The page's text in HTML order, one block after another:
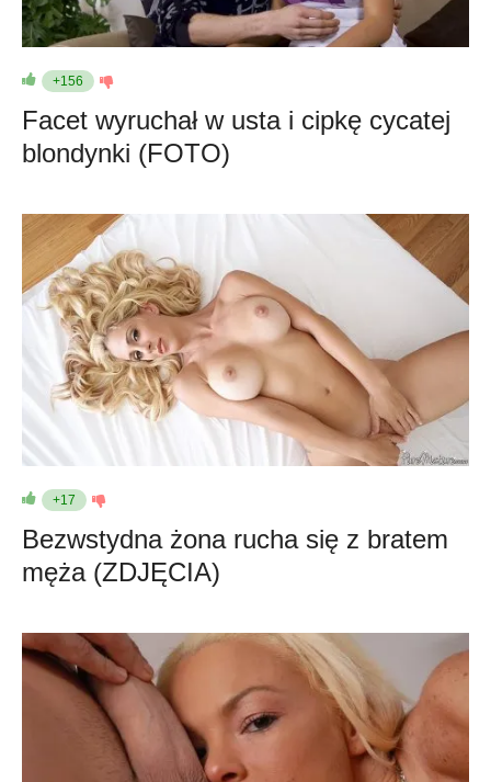
+156
Facet wyruchał w usta i cipkę cycatej
blondynki (FOTO)
+17
Bezwstydna żona rucha się z bratem
męża (ZDJĘCIA)